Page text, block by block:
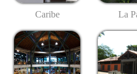
Caribe La